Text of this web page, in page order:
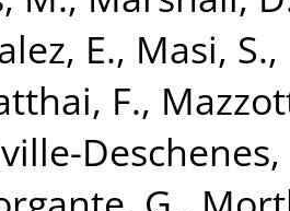
E., Masi, S.,
F.,